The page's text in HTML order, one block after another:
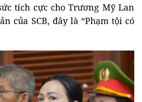
tích cực cho Trương Mỹ Lan
của SCB, đây là “Phạm tội có